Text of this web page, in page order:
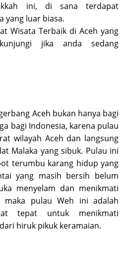
ini, di sana terdapat
yang luar biasa.
Wisata Terbaik di Aceh yang
jika anda sedang
Aceh bukan hanya bagi
bagi Indonesia, karena pulau
wilayah Aceh dan langsung
Malaka yang sibuk. Pulau ini
terumbu karang hidup yang
yang masih bersih belum
menyelam dan menikmati
maka pulau Weh ini adalah
tepat untuk menikmati
hiruk pikuk keramaian.